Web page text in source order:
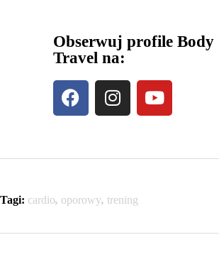
Obserwuj profile Body
Travel na:
Tagi: cardio, oporowy, trening